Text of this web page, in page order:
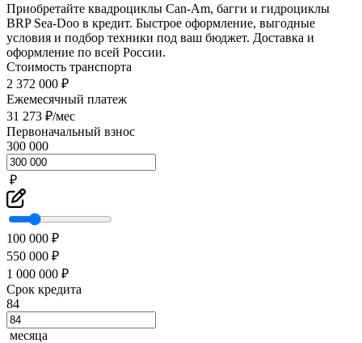
Приобретайте квадроциклы Can-Am, багги и гидроциклы
BRP Sea-Doo в кредит. Быстрое оформление, выгодные
условия и подбор техники под ваш бюджет. Доставка и
оформление по всей России.
Стоимость транспорта
2 372 000 ₽
Ежемесячный платеж
31 273 ₽/мес
Первоначальный взнос
300 000
₽
100 000 ₽
550 000 ₽
1 000 000 ₽
Срок кредита
84
месяца